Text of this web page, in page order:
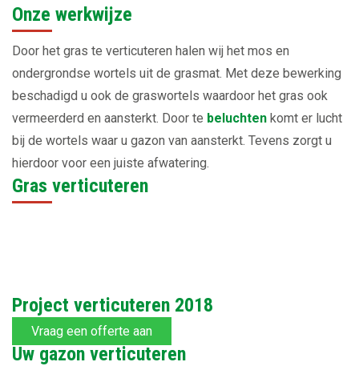
Onze werkwijze
Door het gras te verticuteren halen wij het mos en
ondergrondse wortels uit de grasmat. Met deze bewerking
beschadigd u ook de graswortels waardoor het gras ook
vermeerderd en aansterkt. Door te beluchten komt er lucht
bij de wortels waar u gazon van aansterkt. Tevens zorgt u
hierdoor voor een juiste afwatering.
Gras verticuteren
Project verticuteren 2018
Vraag een offerte aan
Uw gazon verticuteren